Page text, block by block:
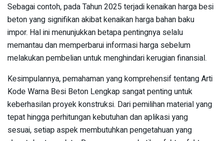
Sebagai contoh, pada Tahun 2025 terjadi kenaikan harga besi
beton yang signifikan akibat kenaikan harga bahan baku
impor. Hal ini menunjukkan betapa pentingnya selalu
memantau dan memperbarui informasi harga sebelum
melakukan pembelian untuk menghindari kerugian finansial.
Kesimpulannya, pemahaman yang komprehensif tentang Arti
Kode Warna Besi Beton Lengkap sangat penting untuk
keberhasilan proyek konstruksi. Dari pemilihan material yang
tepat hingga perhitungan kebutuhan dan aplikasi yang
sesuai, setiap aspek membutuhkan pengetahuan yang